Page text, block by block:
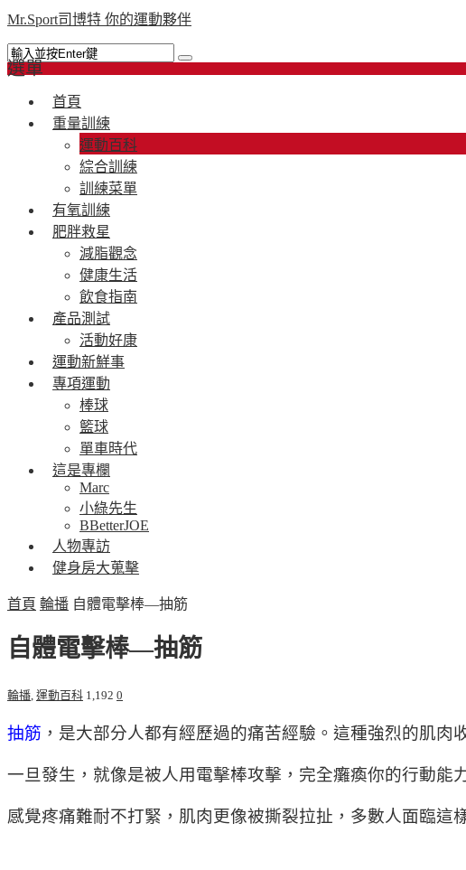
Mr.Sport司博特 你的運動夥伴
選單
首頁
重量訓練
運動百科
綜合訓練
訓練菜單
有氧訓練
肥胖救星
減脂觀念
健康生活
飲食指南
產品測試
活動好康
運動新鮮事
專項運動
棒球
籃球
單車時代
這是專欄
Marc
小綠先生
BBetterJOE
人物專訪
健身房大蒐擊
首頁 輪播 自體電擊棒—抽筋
自體電擊棒—抽筋
輪播 運動百科 1,192 0
抽筋 ，是大部分人都有經歷過的痛苦經驗。這種強烈的肌
一旦發生，就像是被人用電擊棒攻擊，完全癱瘓你的行動
感覺疼痛難耐不打緊，肌肉更像被撕裂拉扯，多數人面臨這